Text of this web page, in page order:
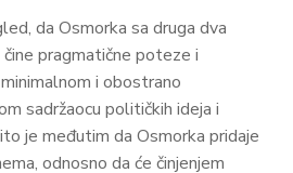
da Osmorka sa druga dva
pragmatične poteze i
i obostrano
sadržaocu političkih ideja i
je međutim da Osmorka pridaje
odnosno da će činjenjem